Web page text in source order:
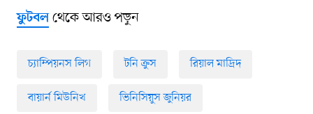
ফুটবলথেকে আরও পড়ুন
চ্যাম্পিয়নস লিগ টনি ক্রুস রিয়াল মাদ্রিদ
বায়ার্ন মিউনিখ ভিনিসিয়ুস জুনিয়র